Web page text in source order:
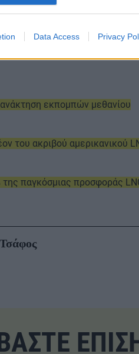
Data Access Privacy
ανάκτηση εκπομπών μεθανίου
του ακριβού αμερικανικού
της παγκόσμιας προσφοράς